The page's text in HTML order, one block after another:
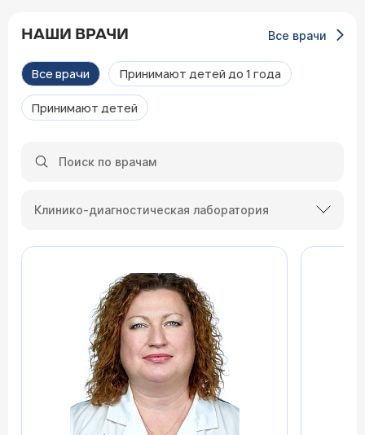
НАШИ ВРАЧИ Все врачи
Все врачи Принимают детей до 1 года
Принимают детей
Клинико-диагностическая лаборатория